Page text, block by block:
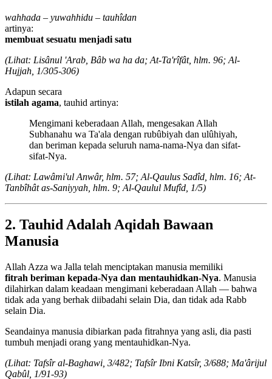
wahhada – yuwahhidu – tauhîdan
artinya:
membuat sesuatu menjadi satu
(Lihat: Lisânul 'Arab, Bâb wa ha da; At-Ta'rîfât, hlm. 96; Al-
Hujjah, 1/305-306)
Adapun secara
istilah agama, tauhid artinya:
Mengimani keberadaan Allah, mengesakan Allah
Subhanahu wa Ta'ala dengan rubûbiyah dan ulûhiyah,
dan beriman kepada seluruh nama-nama-Nya dan sifat-
sifat-Nya.
(Lihat: Lawâmi'ul Anwâr, hlm. 57; Al-Qaulus Sadîd, hlm. 16; At-
Tanbîhât as-Saniyyah, hlm. 9; Al-Qaulul Mufîd, 1/5)
2. Tauhid Adalah Aqidah Bawaan
Manusia
Allah Azza wa Jalla telah menciptakan manusia memiliki
fitrah beriman kepada-Nya dan mentauhidkan-Nya. Manusia
dilahirkan dalam keadaan mengimani keberadaan Allah — bahwa
tidak ada yang berhak diibadahi selain Dia, dan tidak ada Rabb
selain Dia.
Seandainya manusia dibiarkan pada fitrahnya yang asli, dia pasti
tumbuh menjadi orang yang mentauhidkan-Nya.
(Lihat: Tafsîr al-Baghawi, 3/482; Tafsîr Ibni Katsîr, 3/688; Ma'ârijul
Qabûl, 1/91-93)